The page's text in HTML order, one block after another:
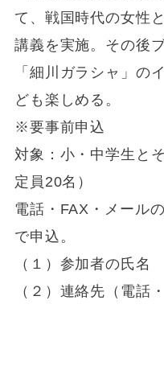
て、戦国時代の女性
講義を実施。その後
「細川ガラシャ」の
ども楽しめる。
※要事前申込
対象：小・中学生と
定員20名）
電話・FAX・メール
で申込。
（１）参加者の氏名
（２）連絡先（電話